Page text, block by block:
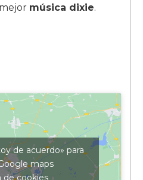
música dixie.
de acuerdo» para
maps
de cookies